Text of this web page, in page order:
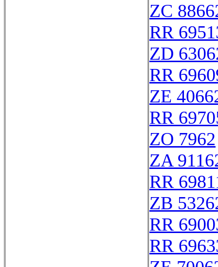
ZC
RR
ZD
RR
ZE
RR
ZO 7962
ZA
RR
ZB
RR
RR